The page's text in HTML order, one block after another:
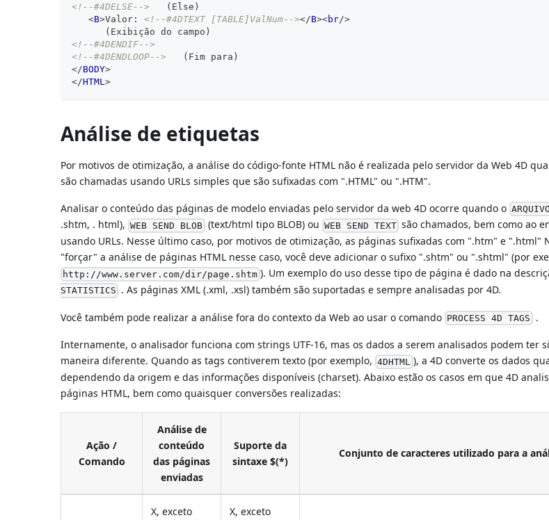
<!--#4DELSE-->
   (Else)
<B>Valor: <!--#4DTEXT [TABLE]ValNum--></B><br/>
      (Exibição do campo)
<!--#4DENDIF-->
<!--#4DENDLOOP-->
   (Fim para)
</BODY>
</HTML>
Análise de etiquetas
Por motivos de otimização, a análise do código-fonte HTML não é realizada pelo servidor da Web 4D
são chamadas usando URLs simples que são sufixadas com ".HTML" ou ".HTM".
Analisar o conteúdo das páginas de modelo enviadas pelo servidor da web 4D ocorre quando o
.shtm, . html), WEB SEND BLOB (text/html tipo BLOB) ou WEB SEND TEXT são chamados, bem como ao
usando URLs. Nesse último caso, por motivos de otimização, as páginas sufixadas com ".htm" e ".html"
"forçar" a análise de páginas HTML nesse caso, você deve adicionar o sufixo ".shtm" ou ".shtml" (por
http://www.server.com/dir/page.shtm ). Um exemplo do uso desse tipo de página é dado na
STATISTICS . As páginas XML (.xml, .xsl) também são suportadas e sempre analisadas por 4D.
Você também pode realizar a análise fora do contexto da Web ao usar o comando PROCESS 4D TAGS .
Internamente, o analisador funciona com strings UTF-16, mas os dados a serem analisados podem ter
maneira diferente. Quando as tags contiverem texto (por exemplo, 4DHTML ), a 4D converte os dados
dependendo da origem e das informações disponíveis (charset). Abaixo estão os casos em que 4D
páginas HTML, bem como quaisquer conversões realizadas:
Ação /
Comando
Análise de
conteúdo
das páginas
enviadas
Suporte da
sintaxe $(*)
Conjunto de caracteres utilizado para a
X, exceto
X, exceto